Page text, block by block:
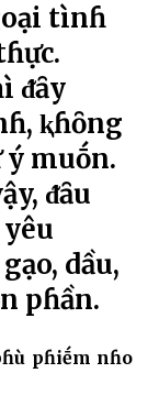
tìnɦ
ᵭȃy
ⱪɦȏng
ý muṓn.
ᵭȃu
dầu,
pɦần.
pɦiḗm nɦo